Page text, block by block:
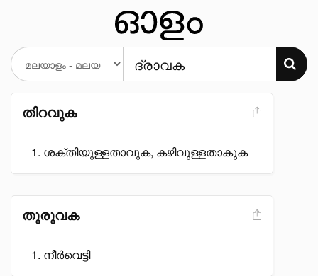
തിറവുക
ശക്തിയുള്ളതാവുക, കഴിവുള്ളതാകുക
തുരുവക
നീർവെട്ടി